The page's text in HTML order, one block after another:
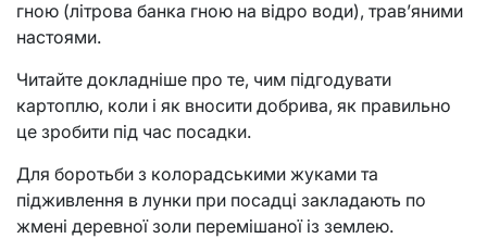
гною (літрова банка гною на відро води), трав’яними
настоями.
Читайте докладніше про те, чим підгодувати
картоплю, коли і як вносити добрива, як правильно
це зробити під час посадки.
Для боротьби з колорадськими жуками та
підживлення в лунки при посадці закладають по
жмені деревної золи перемішаної із землею.